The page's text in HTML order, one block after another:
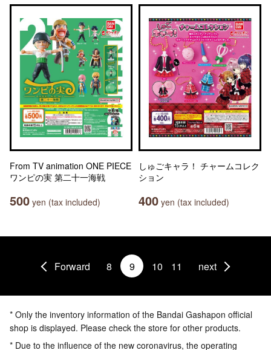
From TV animation ONE PIECE
ワンピの実 第二十一海戦
500 yen (tax included)
しゅごキャラ！ チャームコレク
ション
400 yen (tax included)
Forward 8 9 10 11 next
* Only the inventory information of the Bandai Gashapon official
shop is displayed. Please check the store for other products.
* Due to the influence of the new coronavirus, the operating